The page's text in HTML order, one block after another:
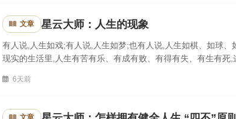
文章 星云大师：人生的现象
有人说,人生如戏;有人说,人生如梦;也有人说,人生如棋、如球
现实的生活里,人生有苦有乐、有成有败、有得有失、有生有死
6天前
文章